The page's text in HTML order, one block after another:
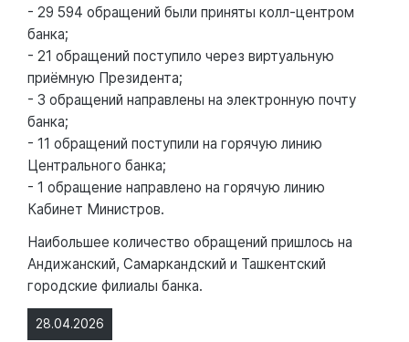
28.04.2026
- 29 594 обращений были приняты колл-центром
банка;
- 21 обращений поступило через виртуальную
приёмную Президента;
- 3 обращений направлены на электронную почту
банка;
- 11 обращений поступили на горячую линию
Центрального банка;
- 1 обращение направлено на горячую линию
Кабинет Министров.
Наибольшее количество обращений пришлось на
Андижанский, Самаркандский и Ташкентский
городские филиалы банка.